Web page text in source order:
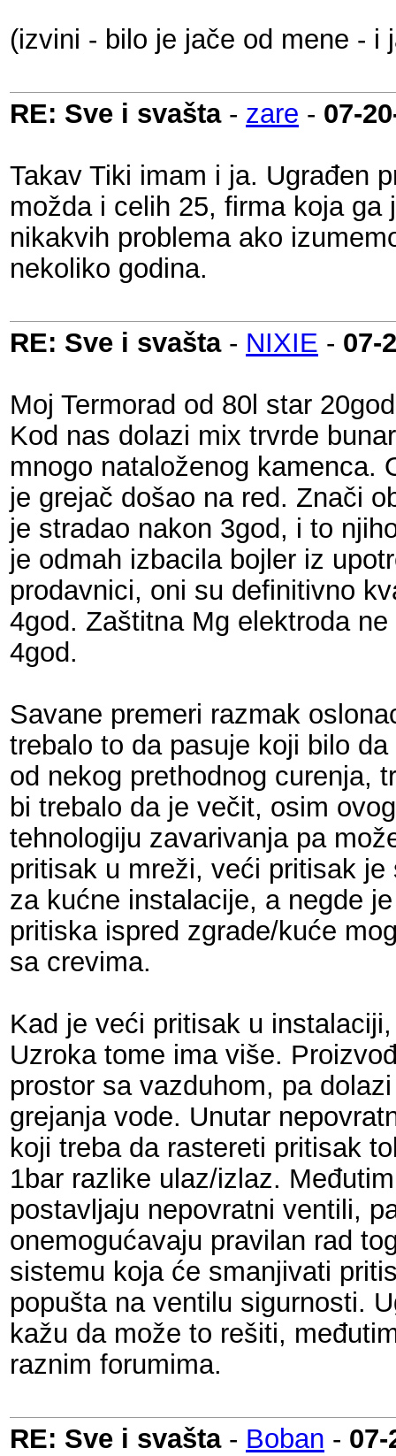
(izvini - bilo je jače od mene -
RE: Sve i svašta- zare - 07-
Takav Tiki imam i ja. Ugrađen
možda i celih 25, firma koja
nikakvih problema ako
nekoliko godina.
RE: Sve i svašta- NIXIE - 07-
Moj Termorad od 80l star
Kod nas dolazi mix trvrde
mnogo nataloženog kamenca.
je grejač došao na red. Znači
je stradao nakon 3god, i to
je odmah izbacila bojler iz
prodavnici, oni su definitivno
4god. Zaštitna Mg elektroda
4god.
Savane premeri razmak
trebalo to da pasuje koji bilo
od nekog prethodnog curenja,
bi trebalo da je večit, osim
tehnologiju zavarivanja pa
pritisak u mreži, veći pritisak
za kućne instalacije, a negde
pritiska ispred zgrade/kuće
sa crevima.
Kad je veći pritisak u
Uzroka tome ima više.
prostor sa vazduhom, pa
grejanja vode. Unutar
koji treba da rastereti pritisak
1bar razlike ulaz/izlaz.
postavljaju nepovratni ventili,
onemogućavaju pravilan rad
sistemu koja će smanjivati
popušta na ventilu sigurnosti.
kažu da može to rešiti,
raznim forumima.
RE: Sve i svašta- Boban - 07-